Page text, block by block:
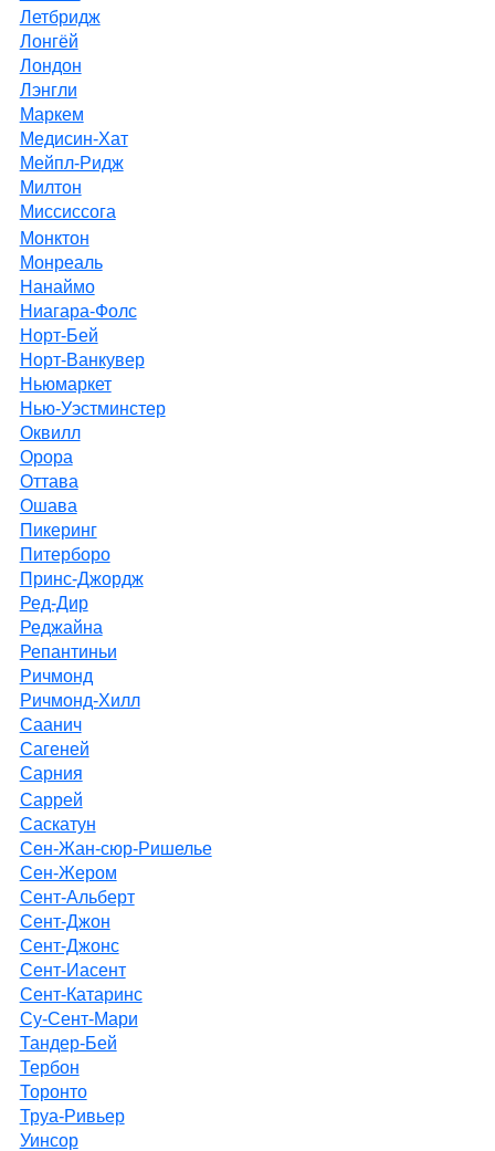
Летбридж
Лонгёй
Лондон
Лэнгли
Маркем
Медисин-Хат
Мейпл-Ридж
Милтон
Миссиссога
Монктон
Монреаль
Нанаймо
Ниагара-Фолс
Норт-Бей
Норт-Ванкувер
Ньюмаркет
Нью-Уэстминстер
Оквилл
Орора
Оттава
Ошава
Пикеринг
Питерборо
Принс-Джордж
Ред-Дир
Реджайна
Репантиньи
Ричмонд
Ричмонд-Хилл
Саанич
Сагеней
Сарния
Саррей
Саскатун
Сен-Жан-сюр-Ришелье
Сен-Жером
Сент-Альберт
Сент-Джон
Сент-Джонс
Сент-Иасент
Сент-Катаринс
Су-Сент-Мари
Тандер-Бей
Тербон
Торонто
Труа-Ривьер
Уинсор